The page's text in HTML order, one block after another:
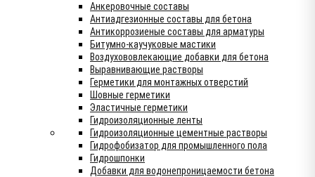
Анкеровочные составы
Антиадгезионные составы для бетона
Антикоррозиеные составы для арматуры
Битумно-каучуковые мастики
Воздухововлекающие добавки для бетона
Выравнивающие растворы
Герметики для монтажных отверстий
Шовные герметики
Эластичные герметики
Гидроизоляционные ленты
Гидроизоляционные цементные растворы
Гидрофобизатор для промышленного пола
Гидрошпонки
Добавки для водонепроницаемости бетона